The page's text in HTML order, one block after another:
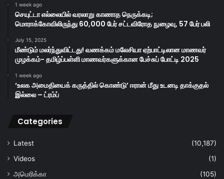
1 week ago
செயுட்டா எல்லையில் வரலாறு காணாத நெருக்கடி;
மொராக்கோவிலிருந்து 60,000 பேர் சட்டவிரோத நுழைவு, 57 பேர் பலி
July 15, 2025
மீண்டும் மலர்ந்துவிட்டது! வணக்கம் மலேசியா ஏற்பாட்டிலான மாணவர்
முழக்கம்- தமிழ்ப்பள்ளி மாணவர்களுக்கான பேச்சுப் போட்டி 2025
1 week ago
‘உலக அமைதியைக் கருத்தில் கொண்டு’ ஈரான் மீது உடனடி தாக்குதல்
இல்லை – ட்ரம்ப்
Categories
Latest
(10,187)
Videos
(1)
அமெரிக்கா
(105)